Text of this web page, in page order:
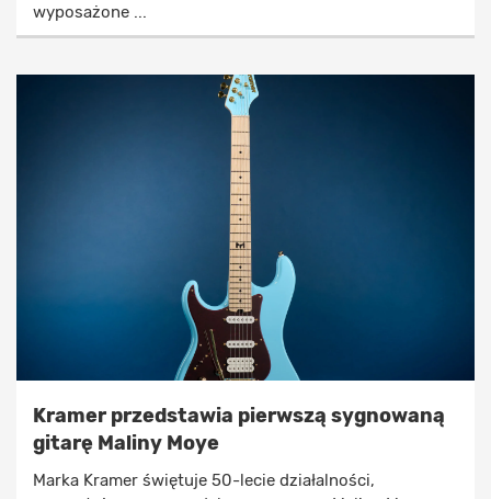
wyposażone ...
Kramer przedstawia pierwszą sygnowaną
gitarę Maliny Moye
Marka Kramer świętuje 50-lecie działalności,